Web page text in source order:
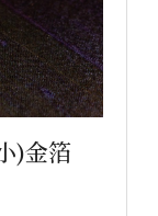
)金箔